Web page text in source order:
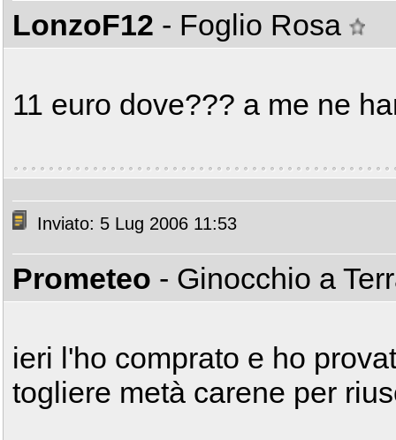
LonzoF12 - Foglio Rosa
11 euro dove??? a me ne
Inviato: 5 Lug 2006 11:53
Prometeo - Ginocchio a
ieri l'ho comprato e ho
togliere metà carene per